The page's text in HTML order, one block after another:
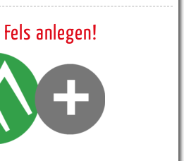
Fels anlegen!